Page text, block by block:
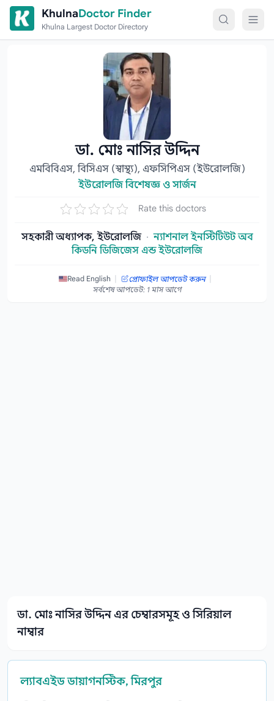
Skip to content
KhulnaDoctor Finder
Khulna Largest Doctor Directory
ডা. মোঃ নাসির উদ্দিন
এমবিবিএস, বিসিএস (স্বাস্থ্য), এফসিপিএস (ইউরোলজি)
ইউরোলজি বিশেষজ্ঞ ও সার্জন
Rate this doctors
সহকারী অধ্যাপক, ইউরোলজি · ন্যাশনাল ইনস্টিটিউট অব
কিডনি ডিজিজেস এন্ড ইউরোলজি
Read English | প্রোফাইল আপডেট করুন |
সর্বশেষ আপডেট: 1 মাস আগে
ডা. মোঃ নাসির উদ্দিন এর চেম্বারসমূহ ও সিরিয়াল
নাম্বার
ল্যাবএইড ডায়াগনস্টিক, মিরপুর